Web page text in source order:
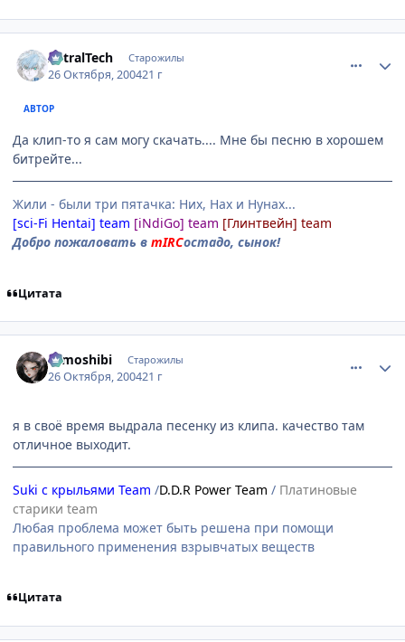
AstralTech Старожилы
26 Октября, 200421 г
АВТОР
Да клип-то я сам могу скачать.... Мне бы песню в хорошем
битрейте...
Жили - были три пятачка: Них, Нах и Нунах...
[sci-Fi Hentai] team [iNdiGo] team [Глинтвейн] team
Добро пожаловать в mIRCостадо, сынок!
Цитата
tomoshibi Старожилы
26 Октября, 200421 г
я в своё время выдрала песенку из клипа. качество там
отличное выходит.
Suki с крыльями Team /D.D.R Power Team / Платиновые
старики team
Любая проблема может быть решена при помощи
правильного применения взрывчатых веществ
Цитата